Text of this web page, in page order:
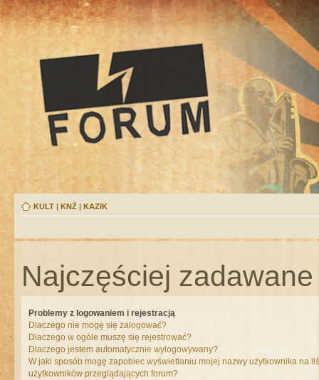
KULT | KNŻ | KAZIK
Najczęściej
Problemy z logowaniem i rejestracją
Dlaczego nie mogę się zalogować?
Dlaczego w ogóle muszę się rejestrować?
Dlaczego jestem automatycznie wylogowywany?
W jaki sposób mogę zapobiec wyświetlaniu mojej nazwy użytkownika na
użytkowników przeglądających forum?